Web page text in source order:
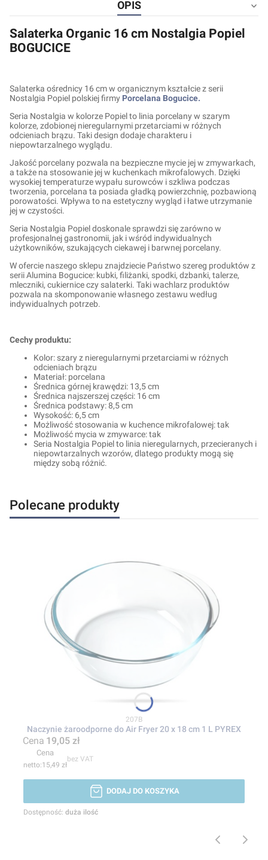
OPIS
Salaterka Organic 16 cm Nostalgia Popiel
BOGUCICE
Salaterka ośrednicy 16 cm w organicznym kształcie z serii
Nostalgia Popiel polskiej firmy Porcelana Bogucice.
Seria Nostalgia w kolorze Popiel to linia porcelany w szarym
kolorze, zdobionej nieregularnymi przetarciami w różnych
odcieniach brązu. Taki design dodaje charakteru i
niepowtarzalnego wyglądu.
Jakość porcelany pozwala na bezpieczne mycie jej w zmywarkach,
a także na stosowanie jej w kuchenkach mikrofalowych. Dzięki
wysokiej temperaturze wypału surowców i szkliwa podczas
tworzenia, porcelana ta posiada gładką powierzchnię, pozbawioną
porowatości. Wpływa to na estetyczny wygląd i łatwe utrzymanie
jej w czystości.
Seria Nostalgia Popiel doskonale sprawdzi się zarówno w
profesjonalnej gastronomii, jak i wśród indywidualnych
użytkowników, szukających ciekawej i barwnej porcelany.
W ofercie naszego sklepu znajdziecie Państwo szereg produktów z
serii Alumina Bogucice: kubki, filiżanki, spodki, dzbanki, talerze,
mleczniki, cukiernice czy salaterki. Taki wachlarz produktów
pozwala na skomponowanie własnego zestawu według
indywidualnych potrzeb.
Cechy produktu:
Kolor: szary z nieregularnymi przetarciami w różnych
odcieniach brązu
Materiał: porcelana
Średnica górnej krawędzi: 13,5 cm
Średnica najszerszej części: 16 cm
Średnica podstawy: 8,5 cm
Wysokość: 6,5 cm
Możliwość stosowania w kuchence mikrofalowej: tak
Możliwość mycia w zmywarce: tak
Seria Nostalgia Popiel to linia nieregularnych, przecieranych i
niepowtarzalnych wzorów, dlatego produkty mogą się
między sobą różnić.
Polecane produkty
Kod produktu
207B
Naczynie żaroodporne do Air Fryer 20 x 18 cm 1 L PYREX
Cena 19,05 zł
Cena
15,49 zł
bez VAT
DODAJ DO KOSZYKA
Dostępność: duża ilość